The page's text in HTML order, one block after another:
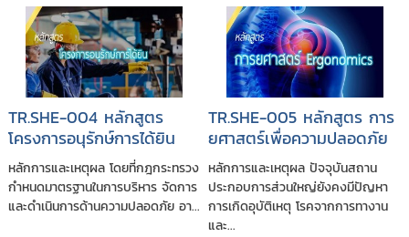
TR.SHE-004 หลักสูตร
โครงการอนุรักษ์การได้ยิน
หลักการและเหตุผล โดยที่กฎกระทรวง
กำหนดมาตรฐานในการบริหาร จัดการ
และดำเนินการด้านความปลอดภัย อา...
TR.SHE-005 หลักสูตร การ
ยศาสตร์เพื่อความปลอดภัย
ในการทำงาน
หลักการและเหตุผล ปัจจุบันสถาน
ประกอบการส่วนใหญ่ยังคงมีปัญหา
การเกิดอุบัติเหตุ โรคจากการทางาน
และ...